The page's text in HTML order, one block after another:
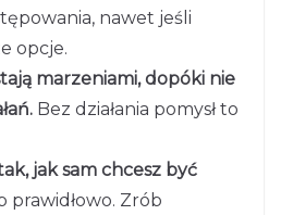
nawet jeśli
opcje.
marzeniami, dopóki nie
Bez działania pomysł to
jak sam chcesz być
prawidłowo. Zrób